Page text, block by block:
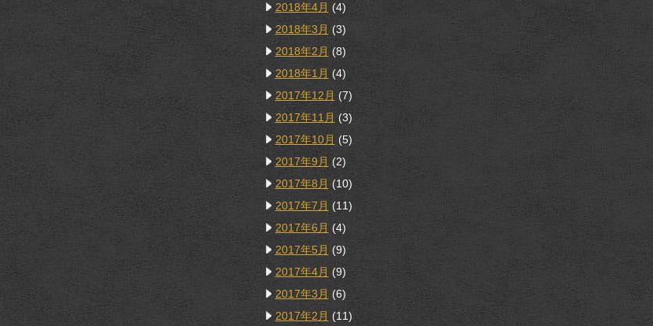
2018年4月 (4)
2018年3月 (3)
2018年2月 (8)
2018年1月 (4)
2017年12月 (7)
2017年11月 (3)
2017年10月 (5)
2017年9月 (2)
2017年8月 (10)
2017年7月 (11)
2017年6月 (4)
2017年5月 (9)
2017年4月 (9)
2017年3月 (6)
2017年2月 (11)